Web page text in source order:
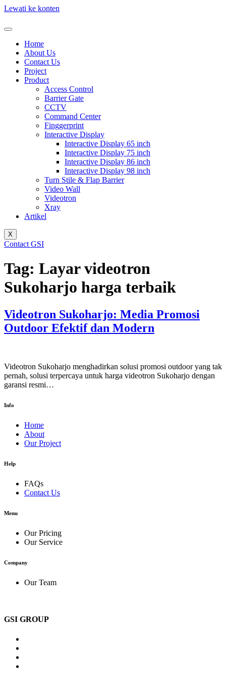
Lewati ke konten
Home
About Us
Contact Us
Project
Product
Access Control
Barrier Gate
CCTV
Command Center
Finggerprint
Interactive Display
Interactive Display 65 inch
Interactive Display 75 inch
Interactive Display 86 inch
Interactive Display 98 inch
Turn Stile & Flap Barrier
Video Wall
Videotron
Xray
Artikel
X
Contact GSI
Tag: Layar videotron
Sukoharjo harga terbaik
Videotron Sukoharjo: Media Promosi
Outdoor Efektif dan Modern
Videotron Sukoharjo menghadirkan solusi promosi outdoor yang tak
pernah, solusi terpercaya untuk harga videotron Sukoharjo dengan
garansi resmi…
Info
Home
About
Our Project
Help
FAQs
Contact Us
Menu
Our Pricing
Our Service
Company
Our Team
GSI GROUP